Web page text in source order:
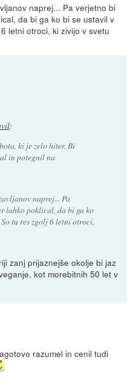
naprej... Pa verjetno bi
da bi ga ko bi se ustavil v
letni otroci, ki zivijo v svetu
:
ki je zelo hiter. Bi
in potegnil na
naprej... Pa
lahko poklical, da bi ga ko
tu res zgolj 6 letni otroci,
zanj prijaznejše okolje bi jaz
kot morebitnih 50 let v
razumel in cenil tudi